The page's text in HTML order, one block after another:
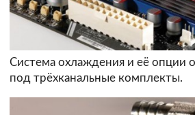
Система охлаждения и её опции
под трёхканальные комплекты.